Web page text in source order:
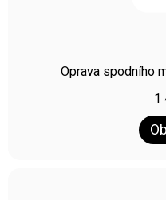
Oprava spodního
1